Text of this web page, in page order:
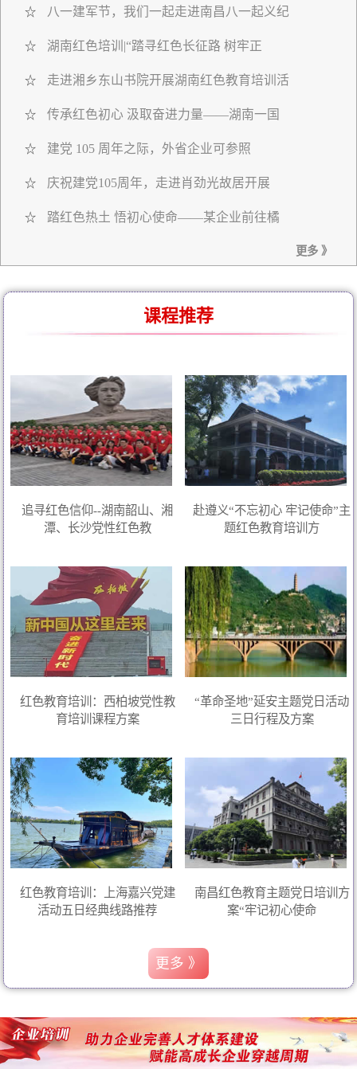
☆ 八一建军节，我们一起走进南昌八一起义纪
☆ 湖南红色培训|“踏寻红色长征路 树牢正
☆ 走进湘乡东山书院开展湖南红色教育培训活
☆ 传承红色初心 汲取奋进力量——湖南一国
☆ 建党 105 周年之际，外省企业可参照
☆ 庆祝建党105周年，走进肖劲光故居开展
☆ 踏红色热土 悟初心使命——某企业前往橘
更多 》
课程推荐
追寻红色信仰--湖南韶山、湘
潭、长沙党性红色教
赴遵义“不忘初心 牢记使命”主
题红色教育培训方
红色教育培训：西柏坡党性教
育培训课程方案
“革命圣地”延安主题党日活动
三日行程及方案
红色教育培训：上海嘉兴党建
活动五日经典线路推荐
南昌红色教育主题党日培训方
案“牢记初心使命
更多 》